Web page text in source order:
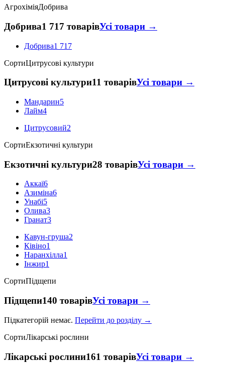
АгрохіміяДобрива
Добрива1 717 товарівУсі товари →
Добрива1 717
СортиЦитрусові культури
Цитрусові культури11 товарівУсі товари →
Мандарин5
Лайм4
Цитрусовий2
СортиЕкзотичні культури
Екзотичні культури28 товарівУсі товари →
Аккаї6
Азиміна6
Унабі5
Олива3
Гранат3
Кавун-груша2
Ківіно1
Наранхілла1
Інжир1
СортиПідщепи
Підщепи140 товарівУсі товари →
Підкатегорій немає. Перейти до розділу →
СортиЛікарські рослини
Лікарські рослини161 товарівУсі товари →